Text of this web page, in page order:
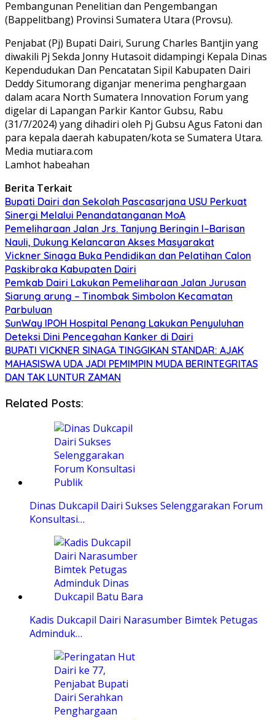
Pembangunan Penelitian dan Pengembangan
(Bappelitbang) Provinsi Sumatera Utara (Provsu).
Penjabat (Pj) Bupati Dairi, Surung Charles Bantjin yang
diwakili Pj Sekda Jonny Hutasoit didampingi Kepala Dinas
Kependudukan Dan Pencatatan Sipil Kabupaten Dairi
Deddy Situmorang diganjar menerima penghargaan
dalam acara North Sumatera Innovation Forum yang
digelar di Lapangan Parkir Kantor Gubsu, Rabu
(31/7/2024) yang dihadiri oleh Pj Gubsu Agus Fatoni dan
para kepala daerah kabupaten/kota se Sumatera Utara.
Media mutiara.com
Lamhot habeahan
Berita Terkait
Bupati Dairi dan Sekolah Pascasarjana USU Perkuat
Sinergi Melalui Penandatanganan MoA
Pemeliharaan Jalan Jrs. Tanjung Beringin I–Barisan
Nauli, Dukung Kelancaran Akses Masyarakat
Vickner Sinaga Buka Pendidikan dan Pelatihan Calon
Paskibraka Kabupaten Dairi
Pemkab Dairi Lakukan Pemeliharaan Jalan Jurusan
Siarung arung – Tinombak Simbolon Kecamatan
Parbuluan
SunWay IPOH Hospital Penang Lakukan Penyuluhan
Deteksi Dini Pencegahan Kanker di Dairi
BUPATI VICKNER SINAGA TINGGIKAN STANDAR: AJAK
MAHASISWA UDA JADI PEMIMPIN MUDA BERINTEGRITAS
DAN TAK LUNTUR ZAMAN
Related Posts:
Dinas Dukcapil Dairi Sukses Selenggarakan Forum
Konsultasi…
Kadis Dukcapil Dairi Narasumber Bimtek Petugas
Adminduk…